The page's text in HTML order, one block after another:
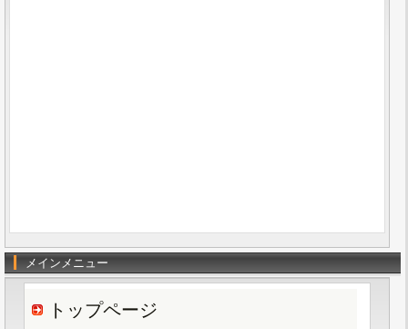
メインメニュー
トップページ